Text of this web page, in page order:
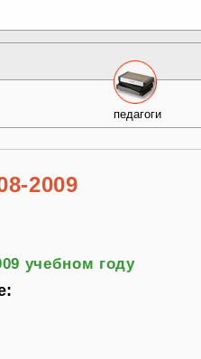
педагоги
2009
учебном году